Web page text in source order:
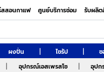
สอนกาแฟ ศูนย์บริการซ่อม รับผลิต
ผงปั่น | ไซรัป |
| อุปกรณ์เอสเพรสโซ | อุปก